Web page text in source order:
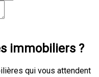
immobiliers ?
qui vous attendent